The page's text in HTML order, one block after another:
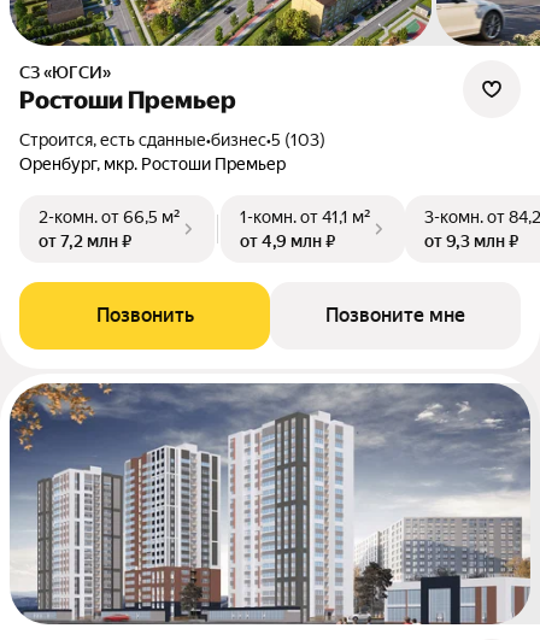
СЗ «ЮГСИ»
Ростоши Премьер
Строится, есть сданные•бизнес•5 (103)
Оренбург, мкр. Ростоши Премьер
2-комн.от 66,5 м²
от 7,2 млн ₽
1-комн.от 41,1 м²
от 4,9 млн ₽
3-комн.от
от 9,3 млн ₽
Позвонить Позвоните мне